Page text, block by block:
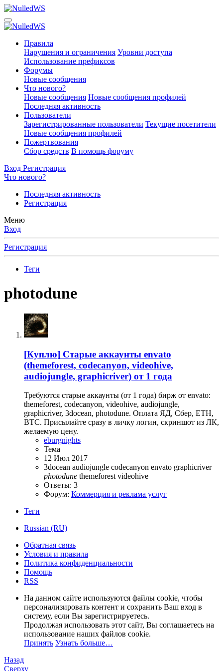
Правила
Нарушения и ограничения Уровни доступа
Использование префиксов
Форумы
Новые сообщения
Что нового?
Новые сообщения Новые сообщения профилей
Последняя активность
Пользователи
Зарегистрированные пользователи Текущие посетители
Новые сообщения профилей
Пожертвования
Сбор средств В помощь форуму
Вход Регистрация
Что нового?
Последняя активность
Регистрация
Меню
Вход
Регистрация
Теги
photodune
[Куплю] Старые аккаунты envato
(themeforest, codecanyon, videohive,
audiojungle, graphicriver) от 1 года
Требуются старые аккаунты (от 1 года) бирж от envato:
themeforest, codecanyon, videohive, audiojungle,
graphicriver, 3docean, photodune. Оплата ЯД, Сбер, ETH,
BTC. Присылайте сразу в личку логин, скриншот из ЛК,
желаемую цену.
eburgnights
Тема
12 Июл 2017
3docean audiojungle codecanyon envato graphicriver
photodune themeforest videohive
Ответы: 3
Форум: Коммерция и реклама услуг
Теги
Russian (RU)
Обратная связь
Условия и правила
Политика конфиденциальности
Помощь
RSS
На данном сайте используются файлы cookie, чтобы
персонализировать контент и сохранить Ваш вход в
систему, если Вы зарегистрируетесь.
Продолжая использовать этот сайт, Вы соглашаетесь на
использование наших файлов cookie.
Принять Узнать больше…
Назад
Сверху